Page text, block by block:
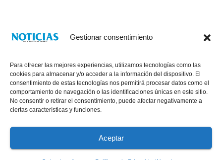
Gestionar consentimiento
Para ofrecer las mejores experiencias, utilizamos tecnologías como las
cookies para almacenar y/o acceder a la información del dispositivo. El
consentimiento de estas tecnologías nos permitirá procesar datos como el
comportamiento de navegación o las identificaciones únicas en este sitio.
No consentir o retirar el consentimiento, puede afectar negativamente a
ciertas características y funciones.
Aceptar
® Derechos Reservados 2026|
Chiapas. VENTAS: 961 6120154
Políticas de Privacidad